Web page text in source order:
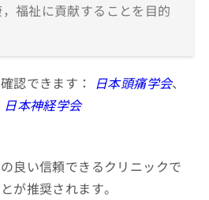
福祉に貢献することを目的
認できます： 日本頭痛学会、
日本神経学会
良い信頼できるクリニックで
が推奨されます。